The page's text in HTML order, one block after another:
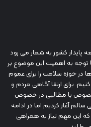
کشور به شمار می رود
به اهمیت این موضوع بر
در حوزه سلامت را برای عموم
برای ارتقا آگاهی مردم و
خصوص با مطالبی در خصوص
آغاز کردیم اما در ادامه
این مهم نیاز به همراهی